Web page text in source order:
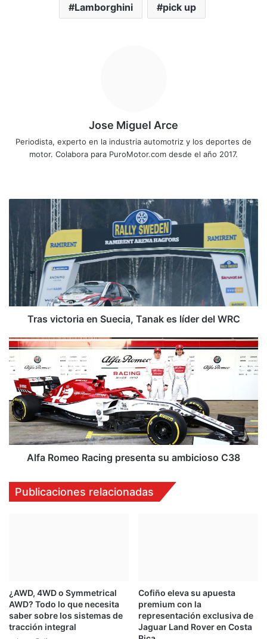
Lamborghini pick up
Jose Miguel Arce
Periodista, experto en la industria automotriz y los deportes de
motor. Colabora para PuroMotor.com desde el año 2017.
we
b
a
s
v
i
c
t
o
a
e
n
e
c
i
a
a
e
r
d
e
Tras victoria en Suecia, Tanak es líder del WRC
A
l
f
o
m
e
o
c
n
t
a
s
Alfa Romeo Racing presenta su ambicioso C38
Publicaciones relacionadas
¿AWD, 4WD o Symmetrical
AWD? Todo lo que necesita
saber sobre los sistemas de
tracción integral
Cofiño eleva su apuesta
premium con la
representación exclusiva de
Jaguar Land Rover en Costa